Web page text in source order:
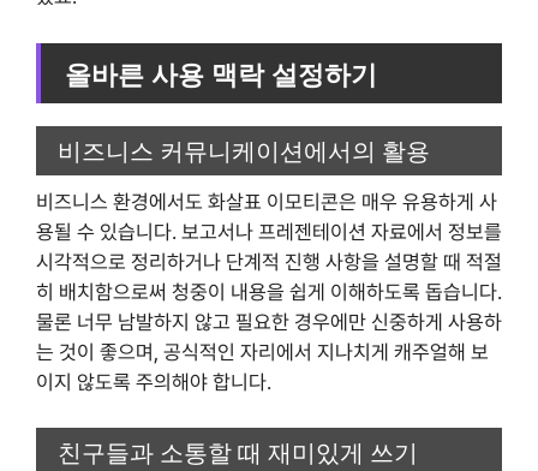
올바른 사용 맥락 설정하기
비즈니스 커뮤니케이션에서의 활용
비즈니스 환경에서도 화살표 이모티콘은 매우 유용하게 사
용될 수 있습니다. 보고서나 프레젠테이션 자료에서 정보를
시각적으로 정리하거나 단계적 진행 사항을 설명할 때 적절
히 배치함으로써 청중이 내용을 쉽게 이해하도록 돕습니다.
물론 너무 남발하지 않고 필요한 경우에만 신중하게 사용하
는 것이 좋으며, 공식적인 자리에서 지나치게 캐주얼해 보
이지 않도록 주의해야 합니다.
친구들과 소통할 때 재미있게 쓰기